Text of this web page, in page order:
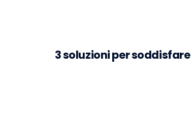
3 soluzioni per